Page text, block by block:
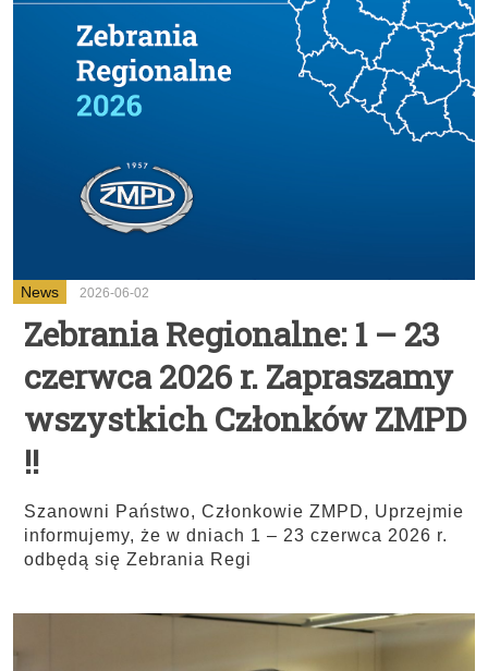
News 2026-06-02
Zebrania Regionalne: 1 – 23
czerwca 2026 r. Zapraszamy
wszystkich Członków ZMPD
!!
Szanowni Państwo, Członkowie ZMPD, Uprzejmie
informujemy, że w dniach 1 – 23 czerwca 2026 r.
odbędą się Zebrania Regi